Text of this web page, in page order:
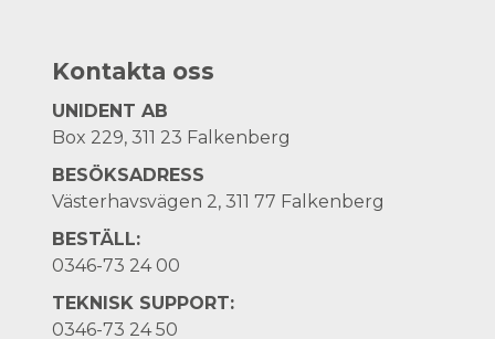
Kontakta oss
UNIDENT AB
Box 229, 311 23 Falkenberg
BESÖKSADRESS
Västerhavsvägen 2, 311 77 Falkenberg
BESTÄLL:
0346-73 24 00
TEKNISK SUPPORT:
0346-73 24 50